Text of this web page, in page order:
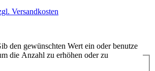
Versandkosten
den gewünschten Wert ein oder benutze
die Anzahl zu erhöhen oder zu